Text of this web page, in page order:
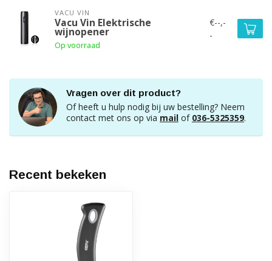
VACU VIN
Vacu Vin Elektrische
wijnopener
Op voorraad
€--,-
-
Vragen over dit product?
Of heeft u hulp nodig bij uw bestelling? Neem
contact met ons op via mail of 036-5325359.
Recent bekeken